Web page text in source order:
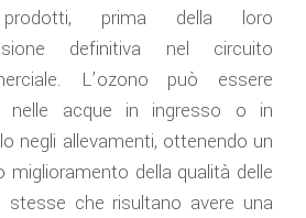
prima della loro
definitiva nel circuito
L’ozono può essere
nelle acque in ingresso o in
negli allevamenti, ottenendo un
miglioramento della qualità delle
stesse che risultano avere una